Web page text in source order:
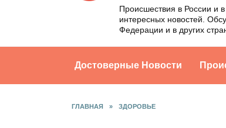
Происшествия в России и
интересных новостей.
Федерации и в других
Достоверные Новости
ГЛАВНАЯ » ЗДОРОВЬЕ